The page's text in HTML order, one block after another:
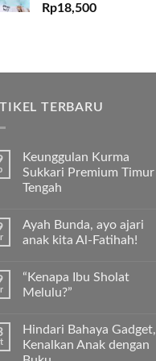
Rp18,500
TERBARU
Keunggulan Kurma
Sukkari Premium Timur
Tengah
komentar
Keunggulan
Premium
Timur
Tengah
Ayah Bunda, ayo ajari
anak kita Al-Fatihah!
komentar
pada
Ayah
ajari
anak
kita
“Kenapa Ibu Sholat
Melulu?”
komentar
pada
“Kenapa
Hindari Bahaya Gadget,
Kenalkan Anak dengan